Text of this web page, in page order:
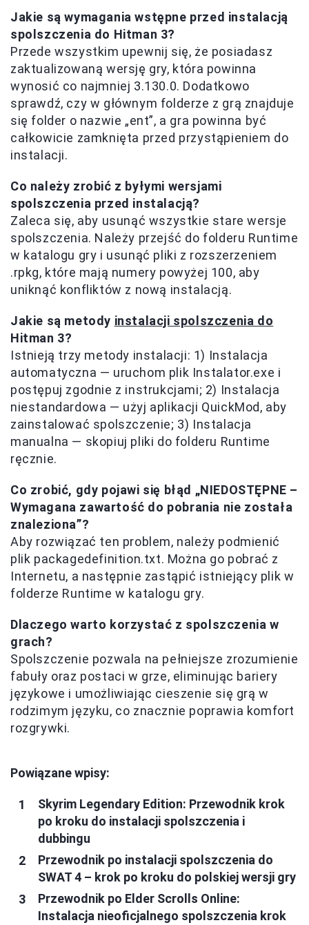
Jakie są wymagania wstępne przed instalacją
spolszczenia do Hitman 3?
Przede wszystkim upewnij się, że posiadasz
zaktualizowaną wersję gry, która powinna
wynosić co najmniej 3.130.0. Dodatkowo
sprawdź, czy w głównym folderze z grą znajduje
się folder o nazwie „ent”, a gra powinna być
całkowicie zamknięta przed przystąpieniem do
instalacji.
Co należy zrobić z byłymi wersjami
spolszczenia przed instalacją?
Zaleca się, aby usunąć wszystkie stare wersje
spolszczenia. Należy przejść do folderu Runtime
w katalogu gry i usunąć pliki z rozszerzeniem
.rpkg, które mają numery powyżej 100, aby
uniknąć konfliktów z nową instalacją.
Jakie są metody instalacji spolszczenia do
Hitman 3?
Istnieją trzy metody instalacji: 1) Instalacja
automatyczna — uruchom plik Instalator.exe i
postępuj zgodnie z instrukcjami; 2) Instalacja
niestandardowa — użyj aplikacji QuickMod, aby
zainstalować spolszczenie; 3) Instalacja
manualna — skopiuj pliki do folderu Runtime
ręcznie.
Co zrobić, gdy pojawi się błąd „NIEDOSTĘPNE –
Wymagana zawartość do pobrania nie została
znaleziona”?
Aby rozwiązać ten problem, należy podmienić
plik packagedefinition.txt. Można go pobrać z
Internetu, a następnie zastąpić istniejący plik w
folderze Runtime w katalogu gry.
Dlaczego warto korzystać z spolszczenia w
grach?
Spolszczenie pozwala na pełniejsze zrozumienie
fabuły oraz postaci w grze, eliminując bariery
językowe i umożliwiając cieszenie się grą w
rodzimym języku, co znacznie poprawia komfort
rozgrywki.
Powiązane wpisy:
Skyrim Legendary Edition: Przewodnik krok
po kroku do instalacji spolszczenia i
dubbingu
Przewodnik po instalacji spolszczenia do
SWAT 4 – krok po kroku do polskiej wersji gry
Przewodnik po Elder Scrolls Online:
Instalacja nieoficjalnego spolszczenia krok